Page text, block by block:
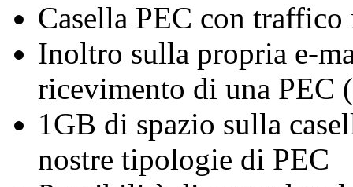
Casella PEC con
Inoltro sulla propria e-
ricevimento di una PEC
1GB di spazio sulla
nostre tipologie di PEC